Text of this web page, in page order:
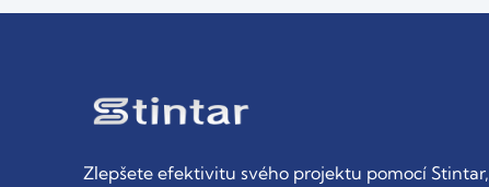
Zlepšete efektivitu svého projektu pomocí Stintar,